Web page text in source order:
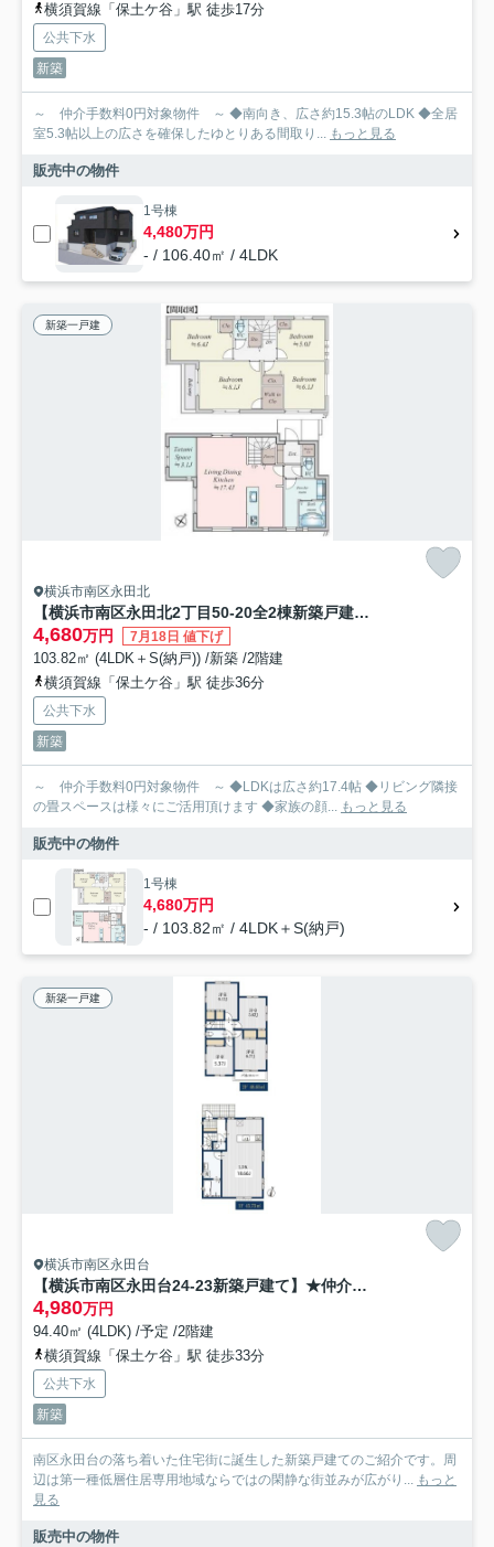
横須賀線「保土ケ谷」駅 徒歩17分
公共下水
新築
～ 仲介手数料0円対象物件 ～ ◆南向き、広さ約15.3帖のLDK ◆全居
室5.3帖以上の広さを確保したゆとりある間取り... もっと見る
販売中の物件
1号棟
4,480万円
- / 106.40㎡ / 4LDK
新築一戸建
横浜市南区永田北
【横浜市南区永田北2丁目50-20全2棟新築戸建て】★仲介手数料無料★（永田小学校・永田中学校）
4,680万円 7月18日 値下げ
103.82㎡ (4LDK＋S(納戸)) /新築 /2階建
横須賀線「保土ケ谷」駅 徒歩36分
公共下水
新築
～ 仲介手数料0円対象物件 ～ ◆LDKは広さ約17.4帖 ◆リビング隣接
の畳スペースは様々にご活用頂けます ◆家族の顔... もっと見る
販売中の物件
1号棟
4,680万円
- / 103.82㎡ / 4LDK＋S(納戸)
新築一戸建
横浜市南区永田台
【横浜市南区永田台24-23新築戸建て】★仲介手数料無料★（永田台小学校・永田中学校）
4,980万円
94.40㎡ (4LDK) /予定 /2階建
横須賀線「保土ケ谷」駅 徒歩33分
公共下水
新築
南区永田台の落ち着いた住宅街に誕生した新築戸建てのご紹介です。周
辺は第一種低層住居専用地域ならではの閑静な街並みが広がり... もっと
見る
販売中の物件